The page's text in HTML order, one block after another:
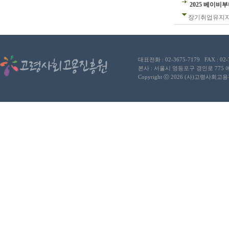
2025 베이비
장기취업유지
대표전화 : 02-3675-7179 FAX :
본사 : 서울시 영등포구 경인로 775
Copyright ⓒ 2026 (사)고령사회고용